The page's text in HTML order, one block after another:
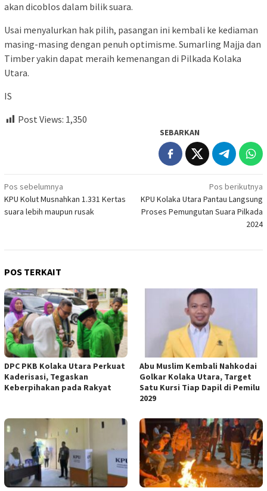
akan dicoblos dalam bilik suara.
Usai menyalurkan hak pilih, pasangan ini kembali ke kediaman
masing-masing dengan penuh optimisme. Sumarling Majja dan
Timber yakin dapat meraih kemenangan di Pilkada Kolaka
Utara.
IS
Post Views: 1,350
SEBARKAN
Navigasi
pos
Pos sebelumnya
KPU Kolut Musnahkan 1.331 Kertas
suara lebih maupun rusak
Pos berikutnya
KPU Kolaka Utara Pantau Langsung
Proses Pemungutan Suara Pilkada
2024
POS TERKAIT
DPC PKB Kolaka Utara Perkuat
Kaderisasi, Tegaskan
Keberpihakan pada Rakyat
Abu Muslim Kembali Nahkodai
Golkar Kolaka Utara, Target
Satu Kursi Tiap Dapil di Pemilu
2029